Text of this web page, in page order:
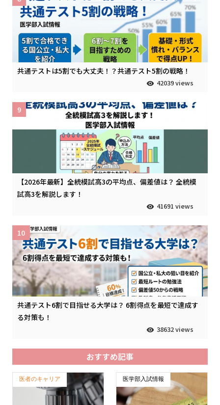
共通テストは5割でも大丈夫！？共通テスト5割の戦略！
42039 views
【2026年最新】全統模試高3の平均点、偏差値は？ 全統模
試高3を解説します！
41691 views
9
共通テスト6割で目指せる大学は？ 6割得点を最短で達成す
る対策も！
38632 views
10
おすすめ記事
医者のキャリア 医学部入試情報